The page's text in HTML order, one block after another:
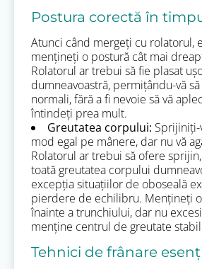
Postura corectă în
Atunci când mergeți cu rolatorul,
mențineți o postură cât mai
Rolatorul ar trebui să fie plasat
dumneavoastră, permițându-vă
normali, fără a fi nevoie să vă
întindeți prea mult.
Greutatea corpului: Sprijiniți-
mod egal pe mânere, dar nu vă
Rolatorul ar trebui să ofere
toată greutatea corpului
excepția situațiilor de oboseală
pierdere de echilibru. Mențineți
înainte a trunchiului, dar nu
menține centrul de greutate
Tehnici de frânare